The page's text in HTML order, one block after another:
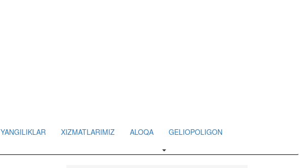
YANGILIKLAR XIZMATLARIMIZ ALOQA GELIOPOLIGON